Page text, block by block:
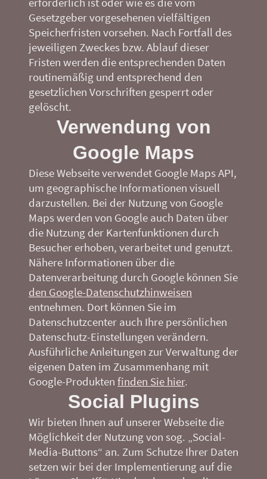
Gesetzgeber vorgesehenen vielfältigen
Speicherfristen vorsehen. Nach Fortfall des
jeweiligen Zweckes bzw. Ablauf dieser
Fristen werden die entsprechenden Daten
routinemäßig und entsprechend den
gesetzlichen Vorschriften gesperrt oder
gelöscht.
Verwendung von
Google Maps
Diese Webseite verwendet Google Maps API,
um geographische Informationen visuell
darzustellen. Bei der Nutzung von Google
Maps werden von Google auch Daten über
die Nutzung der Kartenfunktionen durch
Besucher erhoben, verarbeitet und genutzt.
Nähere Informationen über die
Datenverarbeitung durch Google können Sie
den Google-Datenschutzhinweisen
entnehmen. Dort können Sie im
Datenschutzcenter auch Ihre persönlichen
Datenschutz-Einstellungen verändern.
Ausführliche Anleitungen zur Verwaltung der
eigenen Daten im Zusammenhang mit
Google-Produkten finden Sie hier.
Social Plugins
Wir bieten Ihnen auf unserer Webseite die
Möglichkeit der Nutzung von sog. „Social-
Media-Buttons“ an. Zum Schutze Ihrer Daten
setzen wir bei der Implementierung auf die